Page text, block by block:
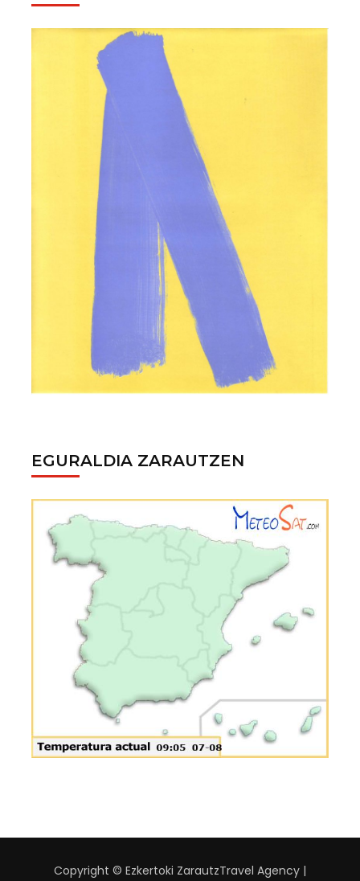
EGURALDIA ZARAUTZEN
Copyright © Ezkertoki ZarautzTravel Agency |